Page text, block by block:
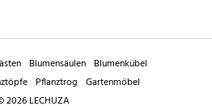
Blumensäulen Blumenkübel
Pflanztrog Gartenmöbel
2026 LECHUZA